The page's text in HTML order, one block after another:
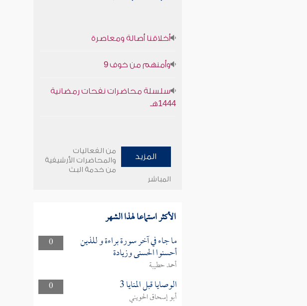
أخلاقنا أصالة ومعاصرة
وأمنهم من خوف 9
سلسلة محاضرات نفحات رمضانية
1444هـ
المزيد
من الفعاليات
والمحاضرات الأرشيفية
من خدمة البث
المباشر
الأكثر استماعا لهذا الشهر
0 ما جاء في آخر سورة براءة و للذين
أحسنوا الحسنى وزيادة
أحمد حطيبة
0
الوصايا قبل المنايا 3
أبو إسحاق الحويني